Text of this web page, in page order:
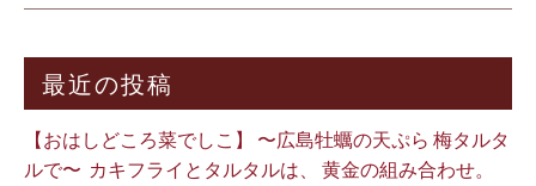
最近の投稿
【おはしどころ菜でしこ】 〜広島牡蠣の天ぷら 梅タルタ
ルで〜 ⁡ カキフライとタルタルは、 黄金の組み合わせ。 ⁡